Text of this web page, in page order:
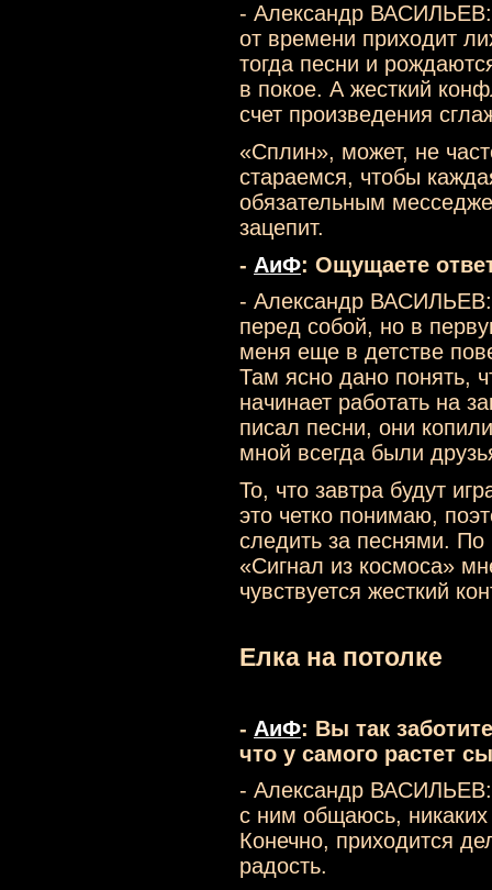
- Александр
от времени приходит
тогда песни и
в покое. А жесткий
счет произведения
«Сплин», может, не
стараемся, чтобы
обязательным
зацепит.
- АиФ: Ощущаете
- Александр ВАСИЛЬЕВ:
перед собой, но в
меня еще в детстве
Там ясно дано понять,
начинает работать на
писал песни, они
мной всегда были
То, что завтра будут
это четко понимаю,
следить за песнями.
«Сигнал из космоса»
чувствуется жесткий
Елка на потолке
- АиФ: Вы так
что у самого растет
- Александр ВАСИЛЬЕВ:
с ним общаюсь,
Конечно, приходится
радость.